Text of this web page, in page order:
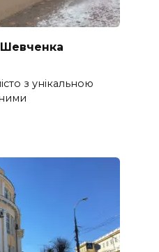
Шевченка
з унікальною